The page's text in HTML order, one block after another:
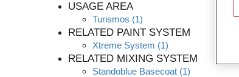
USAGE AREA
Turismos (1)
RELATED PAINT SYSTEM
Xtreme System (1)
RELATED MIXING SYSTEM
Standoblue Basecoat (1)